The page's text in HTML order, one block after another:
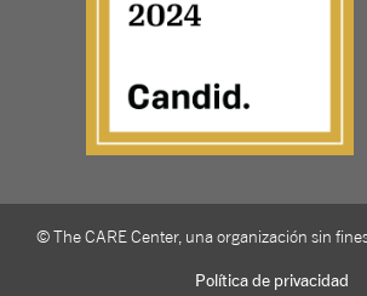
© The CARE Center, una organización sin
Política de privacidad